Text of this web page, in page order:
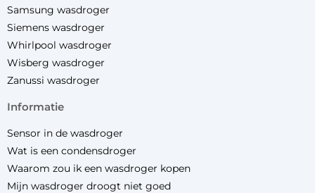
Samsung wasdroger
Siemens wasdroger
Whirlpool wasdroger
Wisberg wasdroger
Zanussi wasdroger
informatie
Sensor in de wasdroger
Wat is een condensdroger
Waarom zou ik een wasdroger kopen
Mijn wasdroger droogt niet goed